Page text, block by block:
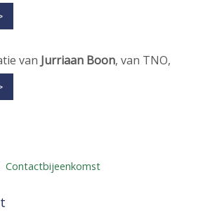
van Jurriaan Boon, van TNO,
Contactbijeenkomst